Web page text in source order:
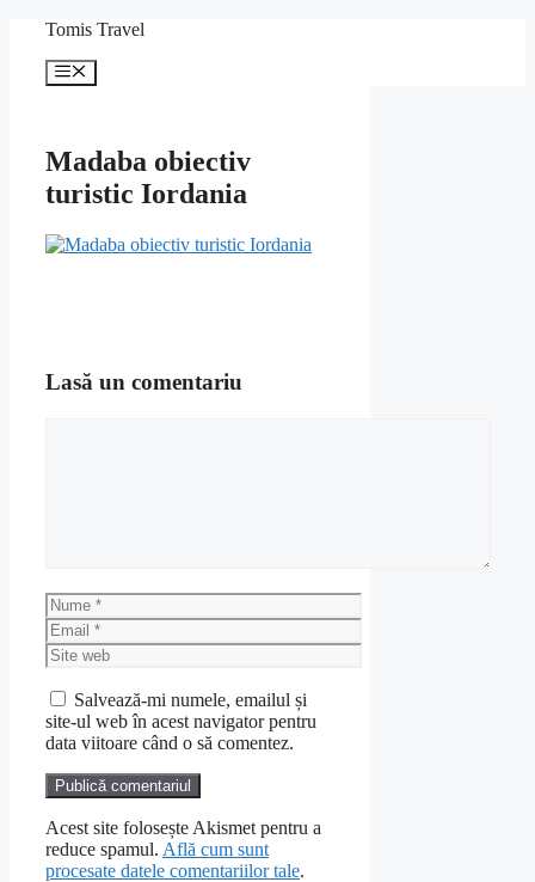
conținut
Tomis Travel
Meniu
Madaba obiectiv
turistic Iordania
Lasă un comentariu
Nume
Email
Site
web
Salvează-mi numele, emailul și
site-ul web în acest navigator pentru
data viitoare când o să comentez.
Acest site folosește Akismet pentru a
reduce spamul. Află cum sunt
procesate datele comentariilor tale.